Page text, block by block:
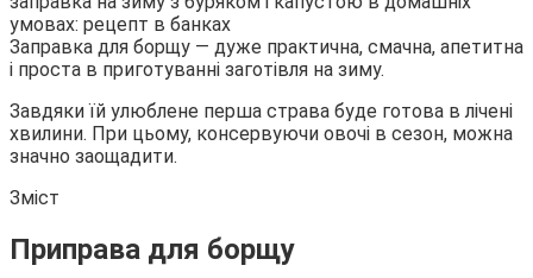
Заправка для борщу — дуже практична, смачна, апетитна
і проста в приготуванні заготівля на зиму.
Завдяки їй улюблене перша страва буде готова в лічені
хвилини. При цьому, консервуючи овочі в сезон, можна
значно заощадити.
Зміст
Приправа для борщу